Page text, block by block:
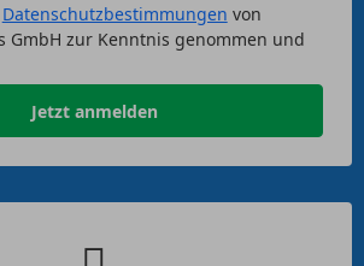
Datenschutzbestimmungen von
GmbH zur Kenntnis genommen und
Jetzt anmelden